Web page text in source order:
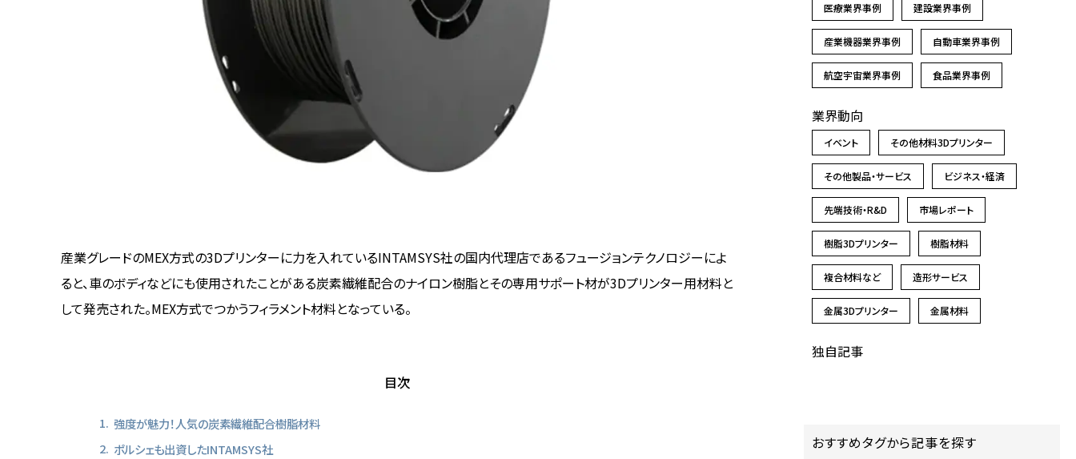
産業グレードのMEX方式の3Dプリンターに力を入れているINTAMSYS社の国内代理店であるフュージョンテクノロジーによ
ると、車のボディなどにも使用されたことがある炭素繊維配合のナイロン樹脂とその専用サポート材が3Dプリンター用材料と
して発売された。MEX方式でつかうフィラメント材料となっている。
目次
強度が魅力！人気の炭素繊維配合樹脂材料
ポルシェも出資したINTAMSYS社
医療業界事例 建設業界事例
産業機器業界事例 自動車業界事例
航空宇宙業界事例 食品業界事例
業界動向
イベント その他材料3Dプリンター
その他製品・サービス ビジネス・経済
先端技術・R&D 市場レポート
樹脂3Dプリンター 樹脂材料
複合材料など 造形サービス
金属3Dプリンター 金属材料
独自記事
おすすめタグから記事を探す